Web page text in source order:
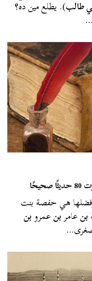
طالب). يطلع مين ده؟
وفضلها هي حفصة بنت
بنعامربنعمروبن